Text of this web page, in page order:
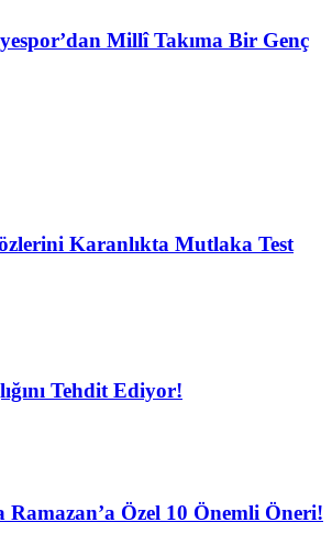
Millî Takıma Bir Genç
Karanlıkta Mutlaka Test
Tehdit Ediyor!
Ramazan’a Özel 10 Önemli Öneri!